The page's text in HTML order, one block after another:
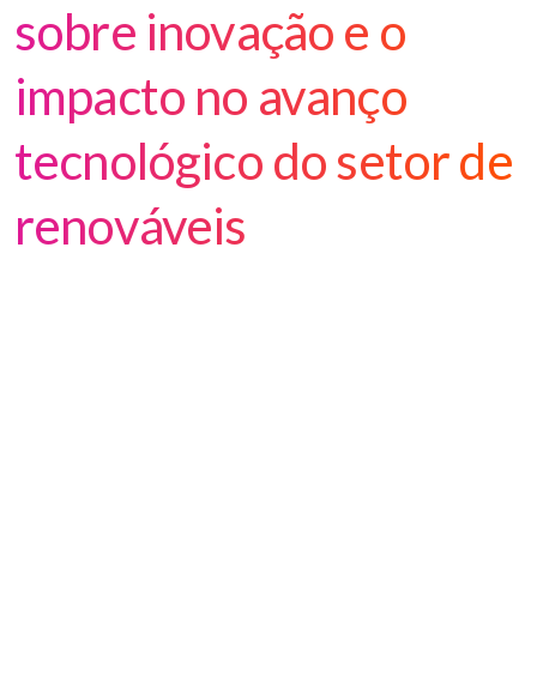
sobre inovação e o
impacto no avanço
tecnológico do setor de
renováveis